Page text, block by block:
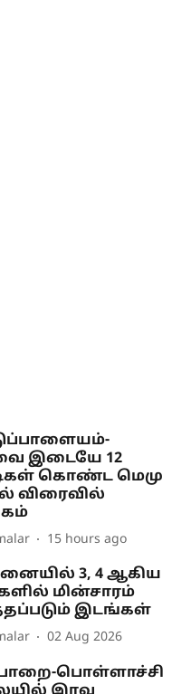
இடையே 12
கொண்ட மெமு
விரைவில்
15 hours ago
3, 4 ஆகிய
மின்சாரம்
இடங்கள்
02 Aug 2026
பொள்ளாச்சி